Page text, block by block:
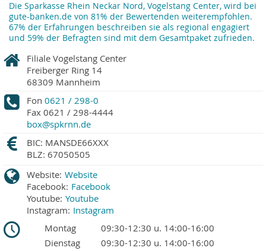
Die Sparkasse Rhein Neckar Nord, Vogelstang Center, wird bei
gute-banken.de von 81% der Bewertenden weiterempfohlen.
67% der Erfahrungen beschreiben sie als regional engagiert
und 59% der Befragten sind mit dem Gesamtpaket zufrieden.
Filiale Vogelstang Center
Freiberger Ring 14
68309 Mannheim
Fon 0621 / 298-0
Fax 0621 / 298-4444
box@spkrnn.de
BIC: MANSDE66XXX
BLZ: 67050505
Website: Website
Facebook: Facebook
Youtube: Youtube
Instagram: Instagram
Montag
09:30-12:30 u. 14:00-16:00
Dienstag
09:30-12:30 u. 14:00-16:00